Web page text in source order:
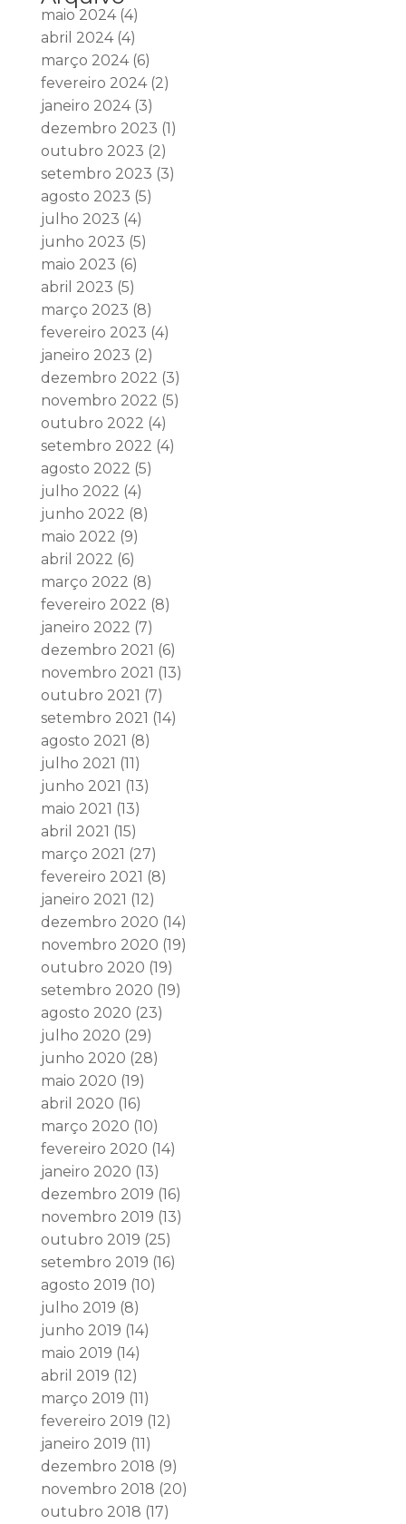
maio 2024(4)
abril 2024(4)
março 2024(6)
fevereiro 2024(2)
janeiro 2024(3)
dezembro 2023 (1)
outubro 2023 (2)
setembro 2023 (3)
agosto 2023 (5)
julho 2023 (4)
junho 2023 (5)
maio 2023 (6)
abril 2023 (5)
março 2023 (8)
fevereiro 2023 (4)
janeiro 2023 (2)
dezembro 2022 (3)
novembro 2022 (5)
outubro 2022 (4)
setembro 2022 (4)
agosto 2022 (5)
julho 2022 (4)
junho 2022 (8)
maio 2022 (9)
abril 2022 (6)
março 2022 (8)
fevereiro 2022 (8)
janeiro 2022 (7)
dezembro 2021 (6)
novembro 2021 (13)
outubro 2021 (7)
setembro 2021 (14)
agosto 2021 (8)
julho 2021 (11)
junho 2021 (13)
maio 2021 (13)
abril 2021 (15)
março 2021 (27)
fevereiro 2021 (8)
janeiro 2021 (12)
dezembro 2020 (14)
novembro 2020 (19)
outubro 2020 (19)
setembro 2020 (19)
agosto 2020 (23)
julho 2020 (29)
junho 2020 (28)
maio 2020 (19)
abril 2020 (16)
março 2020 (10)
fevereiro 2020 (14)
janeiro 2020 (13)
dezembro 2019 (16)
novembro 2019 (13)
outubro 2019 (25)
setembro 2019 (16)
agosto 2019 (10)
julho 2019 (8)
junho 2019 (14)
maio 2019 (14)
abril 2019 (12)
março 2019 (11)
fevereiro 2019 (12)
janeiro 2019 (11)
dezembro 2018 (9)
novembro 2018 (20)
outubro 2018 (17)